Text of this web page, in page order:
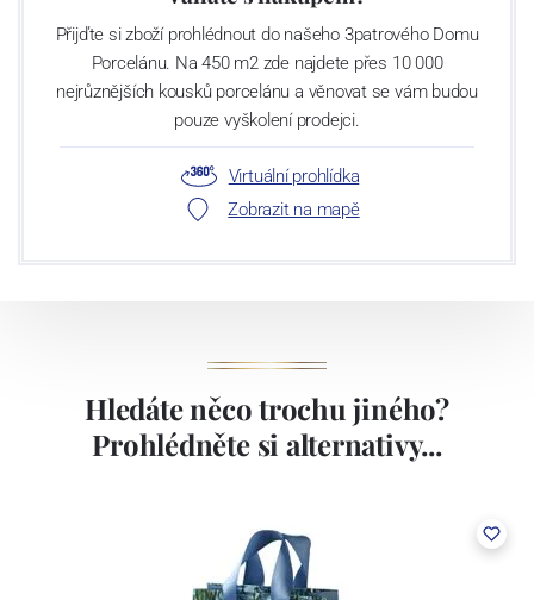
Přijďte si zboží prohlédnout do našeho 3patrového Domu
Porcelánu. Na 450 m2 zde najdete přes 10 000
nejrůznějších kousků porcelánu a věnovat se vám budou
pouze vyškolení prodejci.
Virtuální prohlídka
Zobrazit na mapě
Hledáte něco trochu jiného?
Prohlédněte si alternativy...